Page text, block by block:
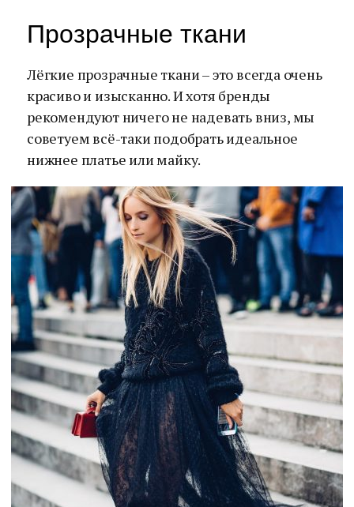
Прозрачные ткани
Лёгкие прозрачные ткани – это всегда очень
красиво и изысканно. И хотя бренды
рекомендуют ничего не надевать вниз, мы
советуем всё-таки подобрать идеальное
нижнее платье или майку.